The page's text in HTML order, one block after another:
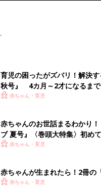
育児の困ったがズバリ！解決
秋号』 4カ月～2才になるまで
いっぱい！
赤ちゃん・育児
赤ちゃんのお世話まるわかり
ブ 夏号』〈巻頭大特集〉初め
く！ おっぱい・ミルクの基本
赤ちゃん・育児
赤ちゃんが生まれたら！2冊の
赤ちゃん・育児